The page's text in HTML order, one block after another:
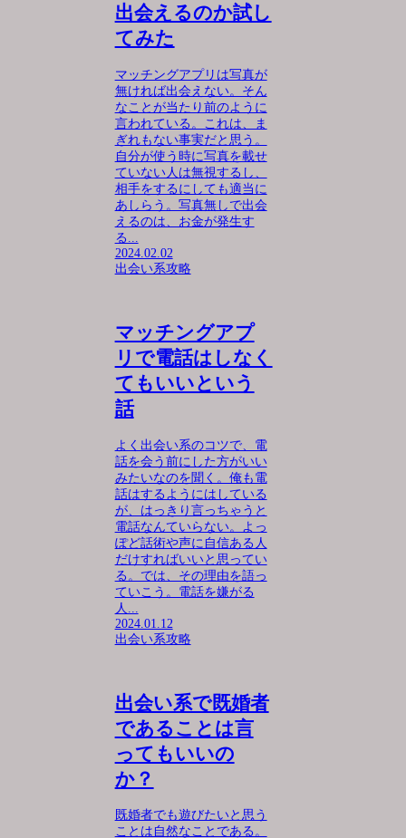
出会えるのか試し
てみた
マッチングアプリは写真が
無ければ出会えない。そん
なことが当たり前のように
言われている。これは、ま
ぎれもない事実だと思う。
自分が使う時に写真を載せ
ていない人は無視するし、
相手をするにしても適当に
あしらう。写真無しで出会
えるのは、お金が発生す
る...
2024.02.02
出会い系攻略
マッチングアプ
リで電話はしなく
てもいいという
話
よく出会い系のコツで、電
話を会う前にした方がいい
みたいなのを聞く。俺も電
話はするようにはしている
が、はっきり言っちゃうと
電話なんていらない。よっ
ぽど話術や声に自信ある人
だけすればいいと思ってい
る。では、その理由を語っ
ていこう。電話を嫌がる
人...
2024.01.12
出会い系攻略
出会い系で既婚者
であることは言
ってもいいの
か？
既婚者でも遊びたいと思う
ことは自然なことである。